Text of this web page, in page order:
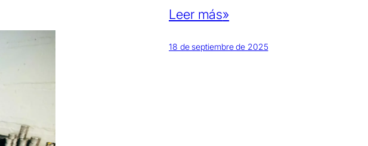
Leer más»
18 de septiembre de 2025